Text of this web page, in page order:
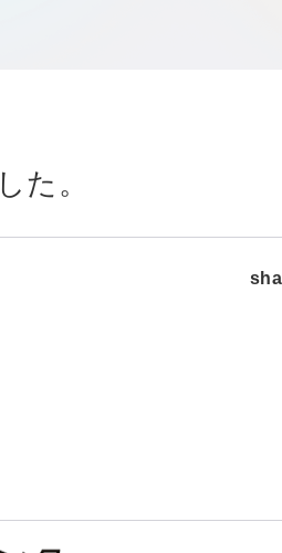
た。